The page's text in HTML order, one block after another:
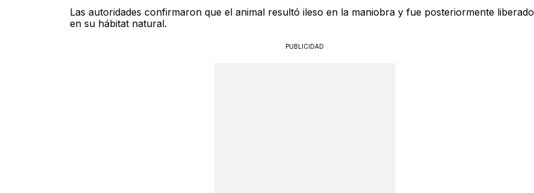
Las autoridades confirmaron que el animal resultó ileso en la maniobra y fue posteriormente liberado
en su hábitat natural.
PUBLICIDAD